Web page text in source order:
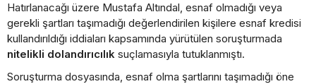
Hatırlanacağı üzere Mustafa Altındal, esnaf olmadığı veya
gerekli şartları taşımadığı değerlendirilen kişilere esnaf kredisi
kullandırıldığı iddiaları kapsamında yürütülen soruşturmada
nitelikli dolandırıcılık suçlamasıyla tutuklanmıştı.
Soruşturma dosyasında, esnaf olma şartlarını taşımadığı öne